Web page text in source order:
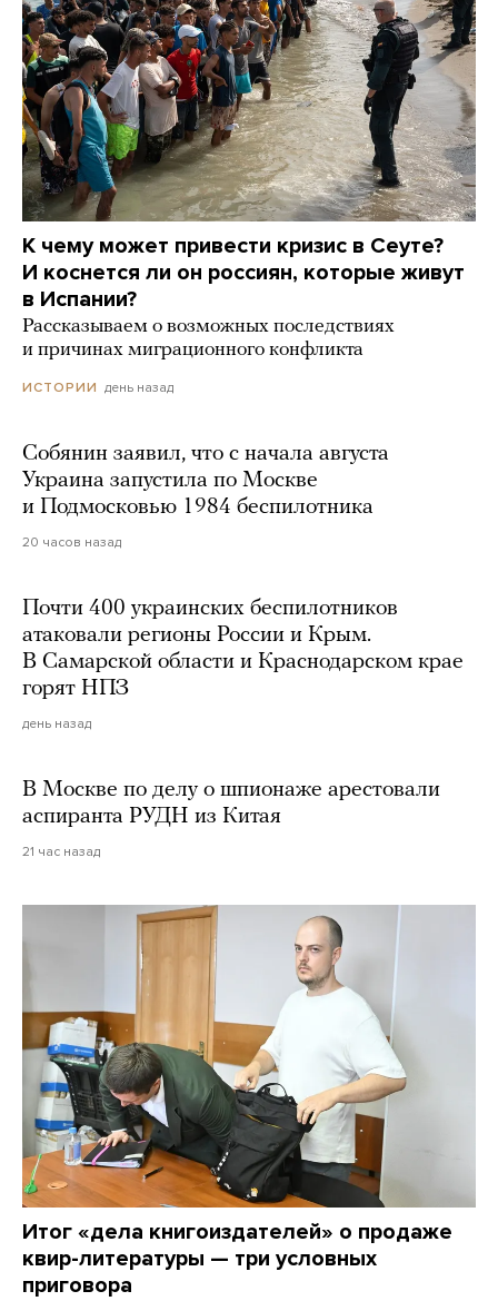
К чему может привести кризис в Сеуте?
И коснется ли он россиян, которые живут
в Испании?
Рассказываем о возможных последствиях
и причинах миграционного конфликта
ИСТОРИИ день назад
Собянин заявил, что с начала августа
Украина запустила по Москве
и Подмосковью 1984 беспилотника
20 часов назад
Почти 400 украинских беспилотников
атаковали регионы России и Крым.
В Самарской области и Краснодарском крае
горят НПЗ
день назад
В Москве по делу о шпионаже арестовали
аспиранта РУДН из Китая
21 час назад
Итог «дела книгоиздателей» о продаже
квир-литературы — три условных
приговора